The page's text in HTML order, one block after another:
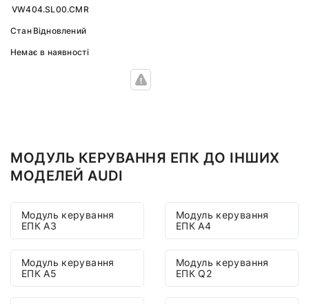
VW404.SL00.CMR
Стан Відновлений
Немає в наявності
МОДУЛЬ КЕРУВАННЯ ЕПК ДО ІНШИХ
МОДЕЛЕЙ AUDI
Модуль керування
ЕПК A3
Модуль керування
ЕПК A4
Модуль керування
ЕПК A5
Модуль керування
ЕПК Q2